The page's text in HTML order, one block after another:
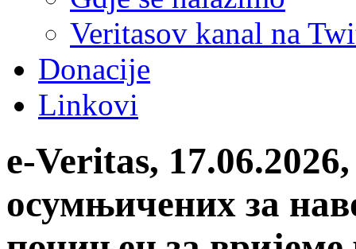
Veritasov kanal na
Donacije
Linkovi
e-Veritas,
осумњичених за